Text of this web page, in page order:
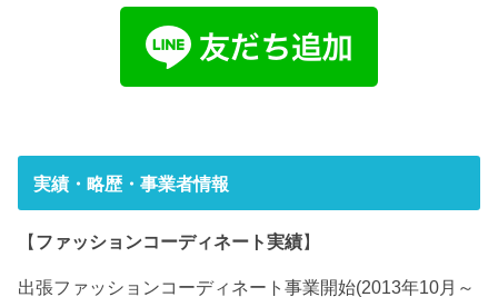
実績・略歴・事業者情報
【 ファッションコーディネート実績】
出張ファッションコーディネート事業開始(2013年10月～